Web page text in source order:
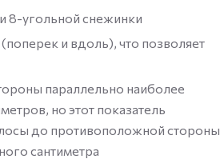
8-угольной снежинки
и вдоль), что позволяет
параллельно наиболее
но этот показатель
до противоположной стороны
сантиметра